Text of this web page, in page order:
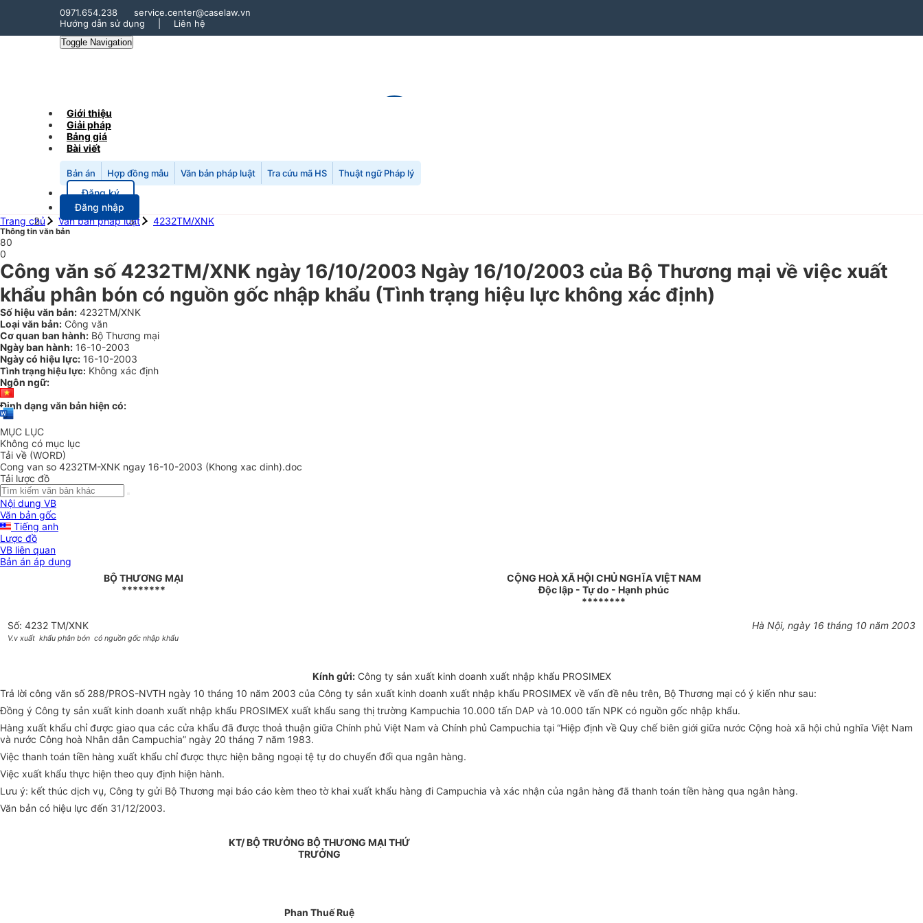
0971.654.238
service.center@caselaw.vn
Hướng dẫn sử dụng
Liên hệ
Toggle Navigation
Giới thiệu
Giải pháp
Bảng giá
Bài viết
Bản án Hợp đồng mẫu Văn bản pháp luật Tra cứu mã HS Thuật ngữ Pháp lý
Đăng ký
Đăng nhập
Trang chủ
Văn bản pháp luật 4232TM/XNK
Thông tin văn bản
80
0
Công văn số 4232TM/XNK ngày 16/10/2003 Ngày 16/10/2003 của Bộ Thương mại về việc xuất
khẩu phân bón có nguồn gốc nhập khẩu (Tình trạng hiệu lực không xác định)
Số hiệu văn bản: 4232TM/XNK
Loại văn bản: Công văn
Cơ quan ban hành: Bộ Thương mại
Ngày ban hành: 16-10-2003
Ngày có hiệu lực: 16-10-2003
Tình trạng hiệu lực: Không xác định
Ngôn ngữ:
Định dạng văn bản hiện có:
MỤC LỤC
Không có mục lục
Tải về (WORD)
Cong van so 4232TM-XNK ngay 16-10-2003 (Khong xac dinh).doc
Tải lược đồ
Nội dung VB
Văn bản gốc
Tiếng anh
Lược đồ
VB liên quan
Bản án áp dụng
BỘ THƯƠNG MẠI
********
CỘNG HOÀ XÃ HỘI CHỦ NGHĨA VIỆT NAM
Độc lập - Tự do - Hạnh phúc
********
Số: 4232 TM/XNK
V.v xuất khẩu phân bón có nguồn gốc nhập khẩu
Hà Nội, ngày 16 tháng 10 năm 2003
Kính gửi:Công ty sản xuất kinh doanh xuất nhập khẩu PROSIMEX
Trả lời công văn số 288/PROS-NVTH ngày 10 tháng 10 năm 2003 của Công ty sản xuất kinh doanh xuất nhập khẩu PROSIMEX về vấn đề nêu trên, Bộ Thương mại có ý kiến như sau:
Đồng ý Công ty sản xuất kinh doanh xuất nhập khẩu PROSIMEX xuất khẩu sang thị trường Kampuchia 10.000 tấn DAP và 10.000 tấn NPK có nguồn gốc nhập khẩu.
Hàng xuất khẩu chỉ được giao qua các cửa khẩu đã được thoả thuận giữa Chính phủ Việt Nam và Chính phủ Campuchia tại “Hiệp định về Quy chế biên giới giữa nước Cộng hoà xã hội chủ nghĩa Việt Nam
và nước Công hoà Nhân dân Campuchia” ngày 20 tháng 7 năm 1983.
Việc thanh toán tiền hàng xuất khẩu chỉ được thực hiện bằng ngoại tệ tự do chuyển đổi qua ngân hàng.
Việc xuất khẩu thực hiện theo quy định hiện hành.
Lưu ý: kết thúc dịch vụ, Công ty gửi Bộ Thương mại báo cáo kèm theo tờ khai xuất khẩu hàng đi Campuchia và xác nhận của ngân hàng đã thanh toán tiền hàng qua ngân hàng.
Văn bản có hiệu lực đến 31/12/2003.
KT/ BỘ TRƯỞNG BỘ THƯƠNG MẠI THỨ
TRƯỞNG
Phan Thuế Ruệ